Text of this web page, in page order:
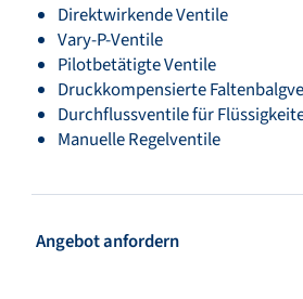
Direktwirkende Ventile
Vary-P-Ventile
Pilotbetätigte Ventile
Druckkompensierte
Durchflussventile für
Manuelle Regelventile
Angebot anfordern: Angebot